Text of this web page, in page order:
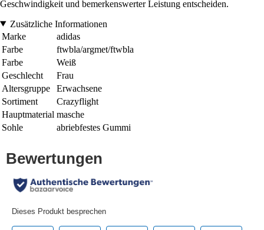
Geschwindigkeit und bemerkenswerter Leistung entscheiden.
Zusätzliche Informationen
Marke
adidas
Farbe
ftwbla/argmet/ftwbla
Farbe
Weiß
Geschlecht
Frau
Altersgruppe
Erwachsene
Sortiment
Crazyflight
Hauptmaterial masche
Sohle
abriebfestes Gummi